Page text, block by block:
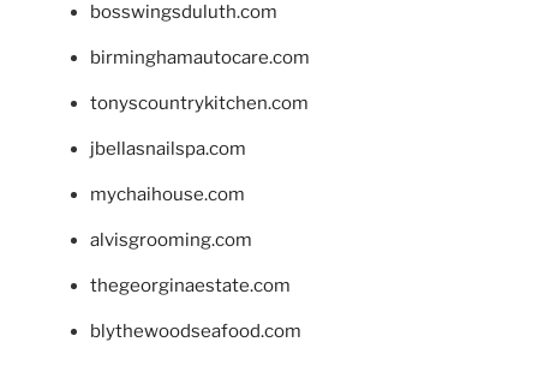
bosswingsduluth.com
birminghamautocare.com
tonyscountrykitchen.com
jbellasnailspa.com
mychaihouse.com
alvisgrooming.com
thegeorginaestate.com
blythewoodseafood.com